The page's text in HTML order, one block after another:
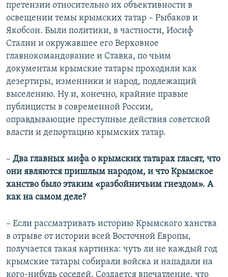
претензии относительно их объективности в
освещении темы крымских татар – Рыбаков и
Якобсон. Были политики, в частности, Иосиф
Сталин и окружавшее его Верховное
главнокомандование и Ставка, по чьим
документам крымские татары проходили как
дезертиры, изменники и народ, подлежащий
выселению. Ну и, конечно, крайние правые
публицисты в современной России,
оправдывающие преступные действия советской
власти и депортацию крымских татар.
– Два главных мифа о крымских татарах гласят, что
они являются пришлым народом, и что Крымское
ханство было этаким «разбойничьим гнездом». А
как на самом деле?
– Если рассматривать историю Крымского ханства
в отрыве от истории всей Восточной Европы,
получается такая картинка: чуть ли не каждый год
крымские татары собирали войска и нападали на
кого-нибудь соседей. Создается впечатление, что